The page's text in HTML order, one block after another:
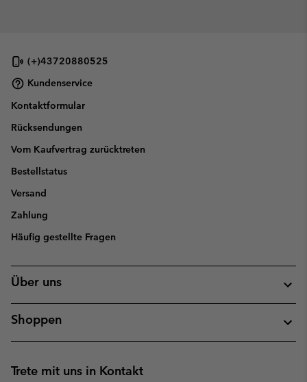
(+)43720880525
Kundenservice
Kontaktformular
Rücksendungen
Vom Kaufvertrag zurücktreten
Bestellstatus
Versand
Zahlung
Häufig gestellte Fragen
Über uns
Shoppen
Trete mit uns in Kontakt